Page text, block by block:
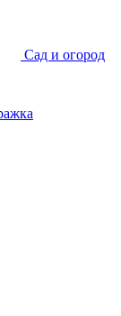
Сад и огород